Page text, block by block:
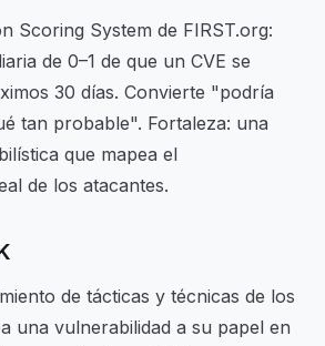
Scoring System de FIRST.org:
de 0–1 de que un CVE se
30 días. Convierte "podría
tan probable". Fortaleza: una
que mapea el
de los atacantes.
de tácticas y técnicas de los
una vulnerabilidad a su papel en